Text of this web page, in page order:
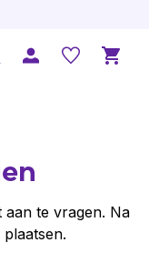
aan te vragen. Na